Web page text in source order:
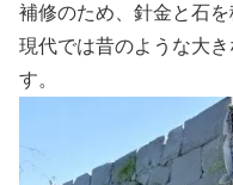
補修のため、針金と石を
現代では昔のような大
す。